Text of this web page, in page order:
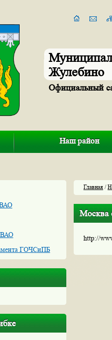
Жулебино
Официальный
Наш район
ГОЧСиПБ
Главная /
Москва
http://